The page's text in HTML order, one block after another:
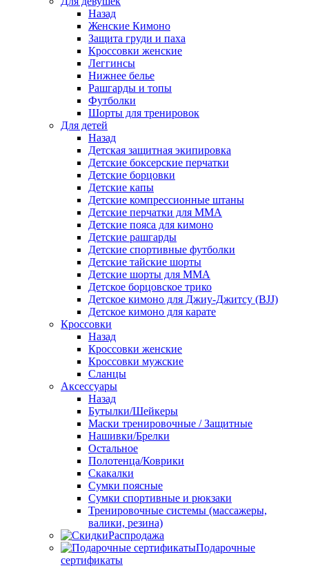
Назад
Женские Кимоно
Защита груди и паха
Кроссовки женские
Леггинсы
Нижнее белье
Рашгарды и топы
Футболки
Шорты для тренировок
Для детей
Назад
Детская защитная экипировка
Детские боксерские перчатки
Детские борцовки
Детские капы
Детские компрессионные штаны
Детские перчатки для ММА
Детские пояса для кимоно
Детские рашгарды
Детские спортивные футболки
Детские тайские шорты
Детские шорты для ММА
Детское борцовское трико
Детское кимоно для Джиу-Джитсу (BJJ)
Детское кимоно для карате
Кроссовки
Назад
Кроссовки женские
Кроссовки мужские
Сланцы
Аксессуары
Назад
Бутылки/Шейкеры
Маски тренировочные / Защитные
Нашивки/Брелки
Остальное
Полотенца/Коврики
Скакалки
Сумки поясные
Сумки спортивные и рюкзаки
Тренировочные системы (массажеры,
валики, резина)
Распродажа
Подарочные
сертификаты